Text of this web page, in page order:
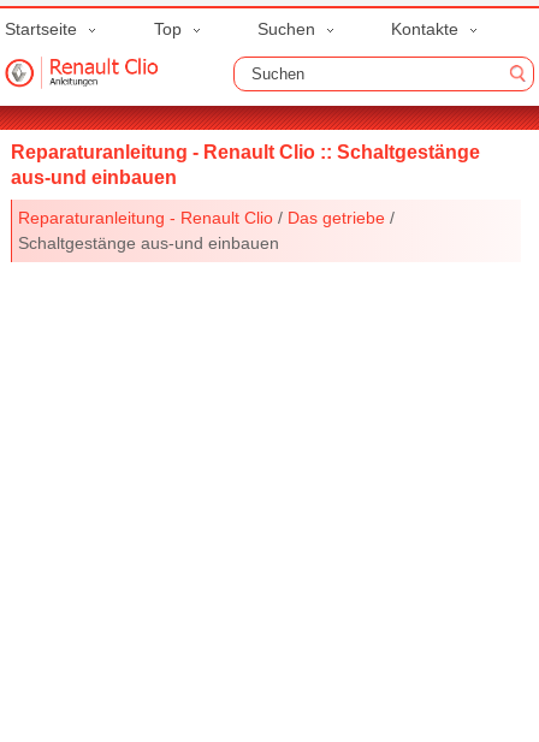
Startseite Top Suchen Kontakte
Reparaturanleitung - Renault Clio :: Schaltgestänge
aus-und einbauen
Reparaturanleitung - Renault Clio / Das getriebe /
Schaltgestänge aus-und einbauen